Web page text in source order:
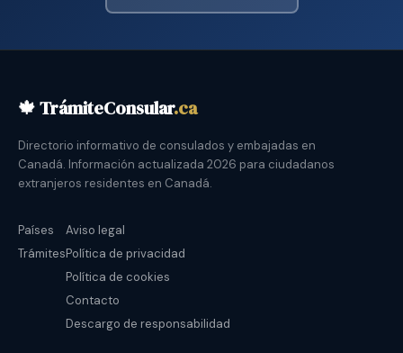
🍁 TrámiteConsular.ca
Directorio informativo de consulados y embajadas en
Canadá. Información actualizada 2026 para ciudadanos
extranjeros residentes en Canadá.
Países
Trámites
Aviso legal
Política de privacidad
Política de cookies
Contacto
Descargo de responsabilidad